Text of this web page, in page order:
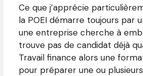
Ce que j’apprécie
la POEI démarre toujours par
une entreprise cherche à
trouve pas de candidat déjà
Travail finance alors une
pour préparer une ou